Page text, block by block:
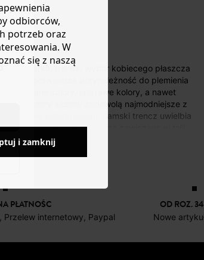
potwierdza przynależność do plemienia
stonowane kolory, jaskrawe kolory, a nawet
Kolory sezonu zadowolą najmodniejsze z
każdej jesieni, damski trencz uwielbia
lubią zamknięte i dobrze zawiązane w talii.
PŁATNOŚC
Przelew internetowy, Paypal
OD ROZ.
Nowe
odbiorców,
potrzeb oraz
W
się z naszą
i zamknij